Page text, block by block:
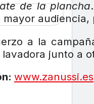
de la plancha
audiencia,
a la
junto a
www.zanussi.es